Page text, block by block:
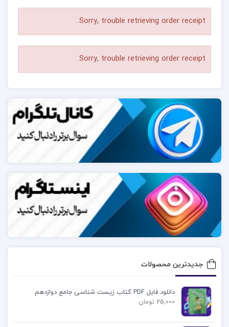
Sorry, trouble retrieving order receipt.
Sorry, trouble retrieving order receipt.
جدیدترین محصولات
دانلود فایل PDF کتاب زیست شناسی جامع دوازدهم
25,000 تومان